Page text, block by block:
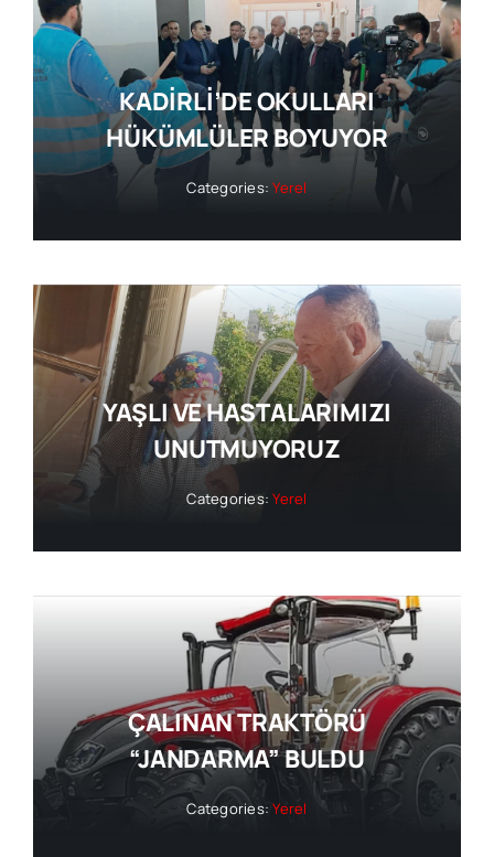
KADİRLİ’DE OKULLARI
HÜKÜMLÜLER BOYUYOR
Categories:Yerel
YAŞLI VE HASTALARIMIZI
UNUTMUYORUZ
Categories:Yerel
ÇALINAN TRAKTÖRÜ
“JANDARMA” BULDU
Categories:Yerel